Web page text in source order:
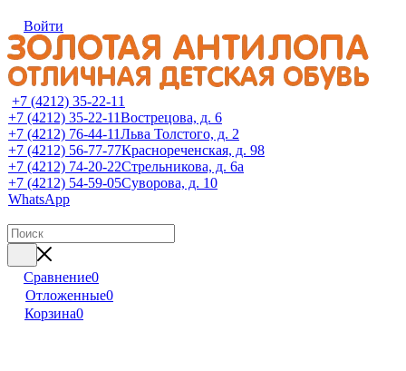
Войти
+7 (4212) 35-22-11
+7 (4212) 35-22-11Вострецова, д. 6
+7 (4212) 76-44-11Льва Толстого, д. 2
+7 (4212) 56-77-77Краснореченская, д. 98
+7 (4212) 74-20-22Стрельникова, д. 6а
+7 (4212) 54-59-05Суворова, д. 10
WhatsApp
Сравнение0
Отложенные0
Корзина0